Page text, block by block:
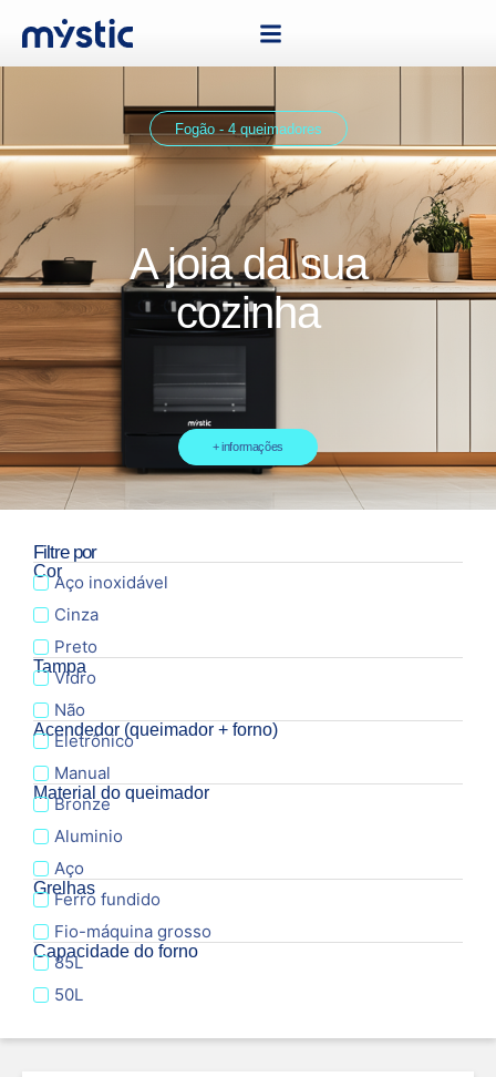
Fogão - 4 queimadores
A joia da sua
cozinha
+ informações
Filtre por
Cor
Aço inoxidável
Cinza
Preto
Tampa
Vidro
Não
Acendedor (queimador + forno)
Eletrônico
Manual
Material do queimador
Bronze
Aluminio
Aço
Grelhas
Ferro fundido
Fio-máquina grosso
Capacidade do forno
85L
50L